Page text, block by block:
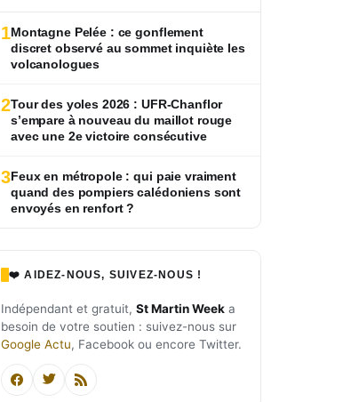
1Montagne Pelée : ce gonflement
discret observé au sommet inquiète les
volcanologues
2Tour des yoles 2026 : UFR-Chanflor
s’empare à nouveau du maillot rouge
avec une 2e victoire consécutive
3Feux en métropole : qui paie vraiment
quand des pompiers calédoniens sont
envoyés en renfort ?
❤️ AIDEZ-NOUS, SUIVEZ-NOUS !
Indépendant et gratuit, St Martin Week a
besoin de votre soutien : suivez-nous sur
Google Actu, Facebook ou encore Twitter.